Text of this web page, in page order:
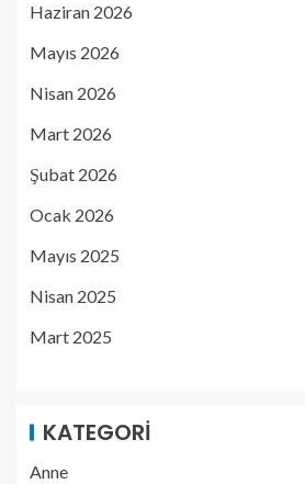
Haziran 2026
Mayıs 2026
Nisan 2026
Mart 2026
Şubat 2026
Ocak 2026
Mayıs 2025
Nisan 2025
Mart 2025
KATEGORI
Anne